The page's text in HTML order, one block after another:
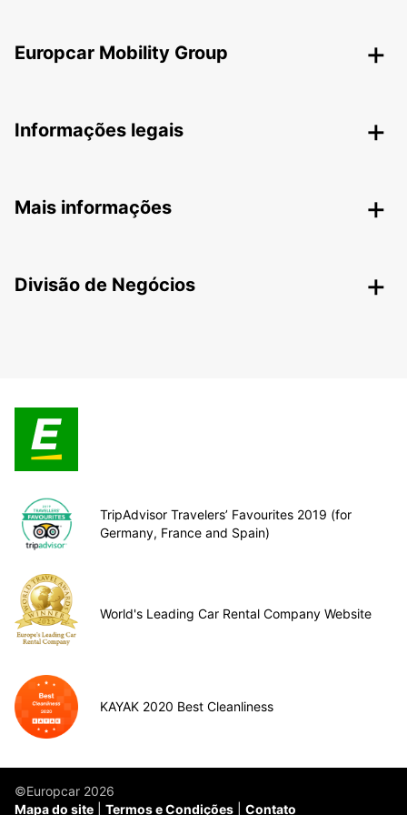
Europcar Mobility Group
Informações legais
Mais informações
Divisão de Negócios
TripAdvisor Travelers’ Favourites 2019 (for
Germany, France and Spain)
World's Leading Car Rental Company Website
KAYAK 2020 Best Cleanliness
©Europcar 2026
Mapa do site
Termos e Condições Contato